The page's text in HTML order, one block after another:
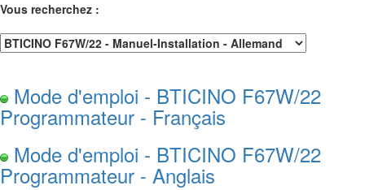
Vous recherchez :
Mode d'emploi - BTICINO F67W/22
Programmateur - Français
Mode d'emploi - BTICINO F67W/22
Programmateur - Anglais